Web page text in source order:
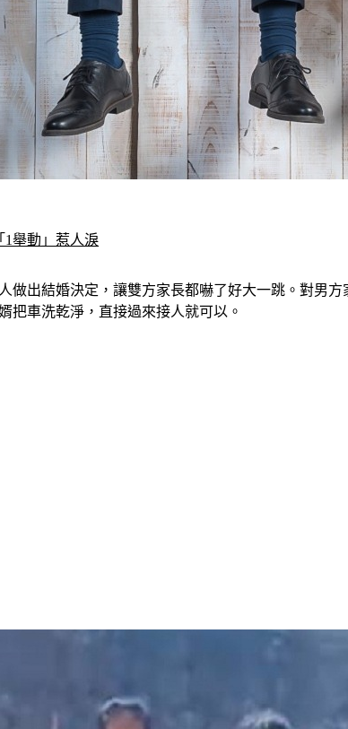
1舉動」惹人淚
做出結婚決定，讓雙方家長都嚇了好大一跳。對男
把車洗乾淨，直接過來接人就可以。